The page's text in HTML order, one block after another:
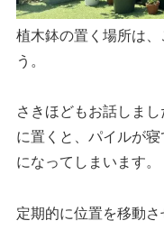
植木鉢の置く場所は
う。
さきほどもお話しま
に置くと、パイルが
になってしまいます。
定期的に位置を移動さ